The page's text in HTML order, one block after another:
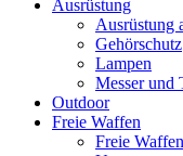
Ausrüstung
Ausrüstung
Gehörschutz
Lampen
Messer und
Outdoor
Freie Waffen
Freie